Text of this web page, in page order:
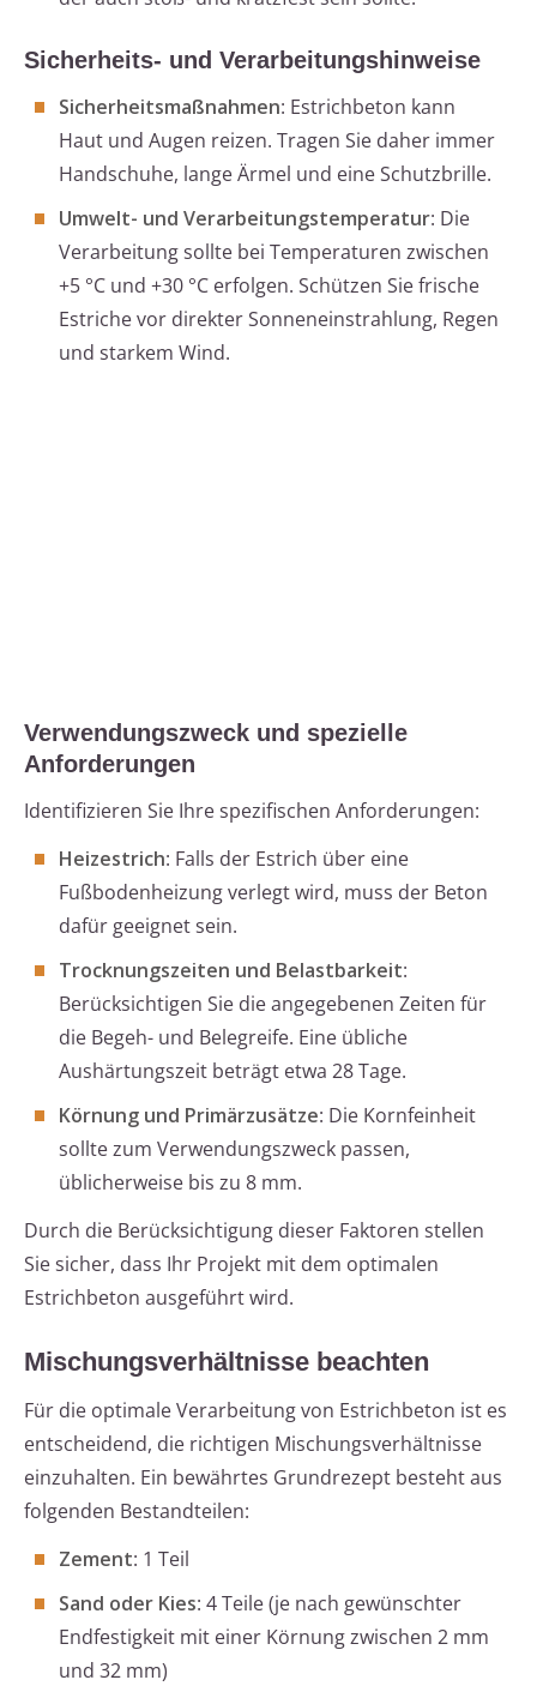
Sicherheits- und Verarbeitungshinweise
Sicherheitsmaßnahmen: Estrichbeton kann
Haut und Augen reizen. Tragen Sie daher immer
Handschuhe, lange Ärmel und eine Schutzbrille.
Umwelt- und Verarbeitungstemperatur: Die
Verarbeitung sollte bei Temperaturen zwischen
+5 °C und +30 °C erfolgen. Schützen Sie frische
Estriche vor direkter Sonneneinstrahlung, Regen
und starkem Wind.
Verwendungszweck und spezielle
Anforderungen
Identifizieren Sie Ihre spezifischen Anforderungen:
Heizestrich: Falls der Estrich über eine
Fußbodenheizung verlegt wird, muss der Beton
dafür geeignet sein.
Trocknungszeiten und Belastbarkeit:
Berücksichtigen Sie die angegebenen Zeiten für
die Begeh- und Belegreife. Eine übliche
Aushärtungszeit beträgt etwa 28 Tage.
Körnung und Primärzusätze: Die Kornfeinheit
sollte zum Verwendungszweck passen,
üblicherweise bis zu 8 mm.
Durch die Berücksichtigung dieser Faktoren stellen
Sie sicher, dass Ihr Projekt mit dem optimalen
Estrichbeton ausgeführt wird.
Mischungsverhältnisse beachten
Für die optimale Verarbeitung von Estrichbeton ist es
entscheidend, die richtigen Mischungsverhältnisse
einzuhalten. Ein bewährtes Grundrezept besteht aus
folgenden Bestandteilen:
Zement: 1 Teil
Sand oder Kies: 4 Teile (je nach gewünschter
Endfestigkeit mit einer Körnung zwischen 2 mm
und 32 mm)